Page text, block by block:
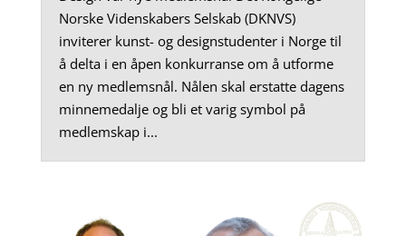
Norske Videnskabers Selskab (DKNVS)
inviterer kunst- og designstudenter i Norge til
å delta i en åpen konkurranse om å utforme
en ny medlemsnål. Nålen skal erstatte dagens
minnemedalje og bli et varig symbol på
medlemskap i...